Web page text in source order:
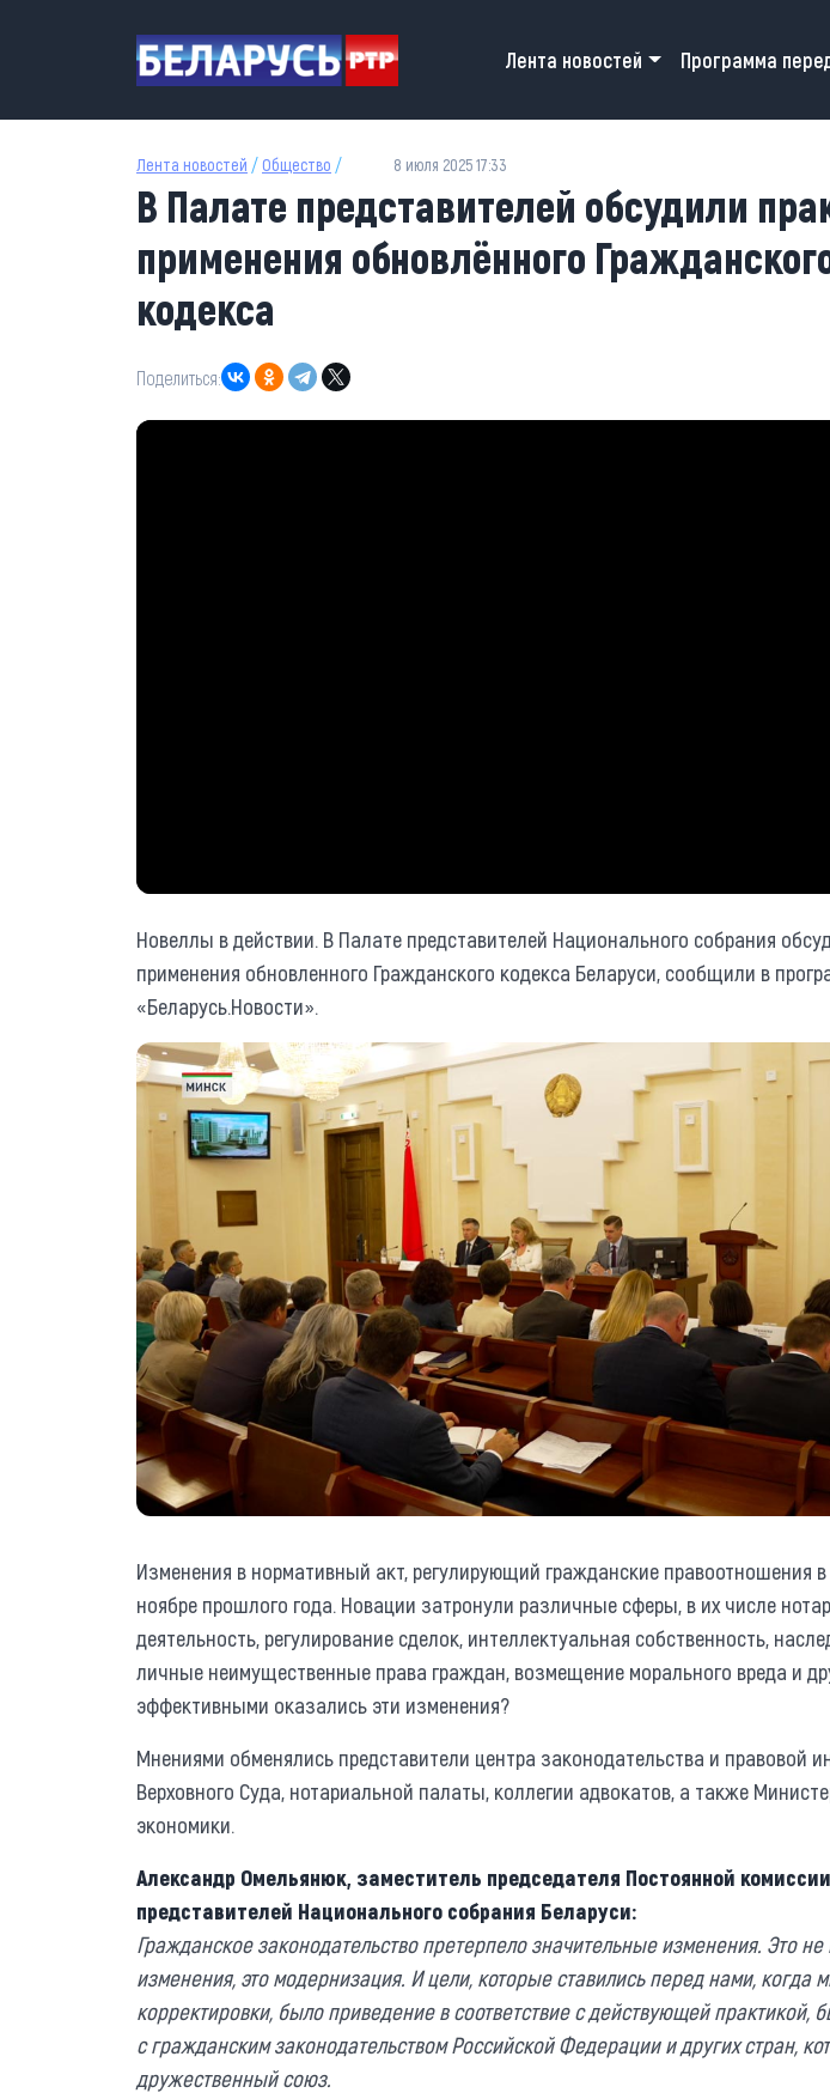
Main navigation
Лента новостей Программа
Лента новостей / Общество / 8 июля 2025 17:33
В Палате представителей обсудили
применения обновлённого
кодекса
Поделиться:
Новеллы в действии. В Палате представителей Национального собрания
применения обновленного Гражданского кодекса Беларуси, сообщили в
«Беларусь.Новости».
Изменения в нормативный акт, регулирующий гражданские правоотношения в
ноябре прошлого года. Новации затронули различные сферы, в их числе
деятельность, регулирование сделок, интеллектуальная собственность,
личные неимущественные права граждан, возмещение морального вреда и
эффективными оказались эти изменения?
Мнениями обменялись представители центра законодательства и правовой
Верховного Суда, нотариальной палаты, коллегии адвокатов, а также
экономики.
Александр Омельянюк, заместитель председателя Постоянной
представителей Национального собрания Беларуси:
Гражданское законодательство претерпело значительные изменения. Это не
изменения, это модернизация. И цели, которые ставились перед нами, когда
корректировки, было приведение в соответствие с действующей практикой,
с гражданским законодательством Российской Федерации и других стран,
дружественный союз.